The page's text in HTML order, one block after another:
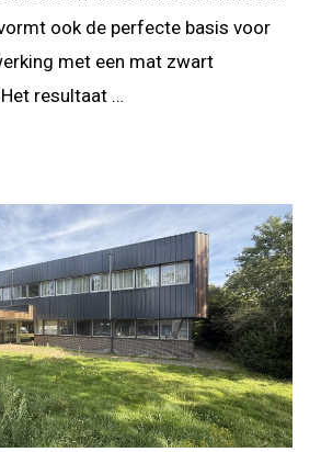
ook de perfecte basis voor
met een mat zwart
resultaat …